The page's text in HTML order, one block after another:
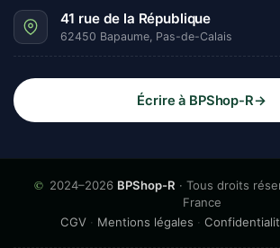
41 rue de la République
62450 Bapaume, Pas-de-Calais
Écrire à BPShop-R→
© 2024–2026 BPShop-R · Tous droits
France
CGV · Mentions légales ·